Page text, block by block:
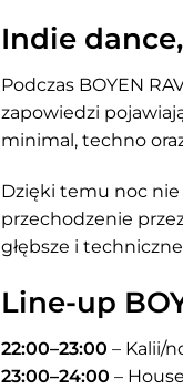
Indie
Podczas BOYEN
zapowiedzi
minimal, techno
Dzięki temu noc
przechodzenie
głębsze i
Line-up
22:00–23:00 – Kalii/
23:00–24:00 –